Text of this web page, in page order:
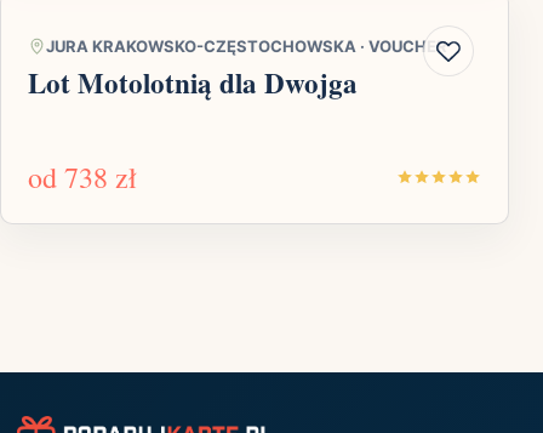
JURA KRAKOWSKO-CZĘSTOCHOWSKA · VOUCHER
Lot Motolotnią dla Dwojga
od738 zł